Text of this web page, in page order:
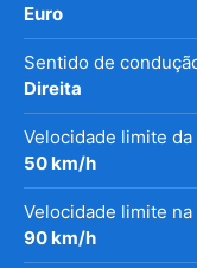
Euro
Sentido de
Direita
Velocidade limite da
50 km/h
Velocidade limite
90 km/h